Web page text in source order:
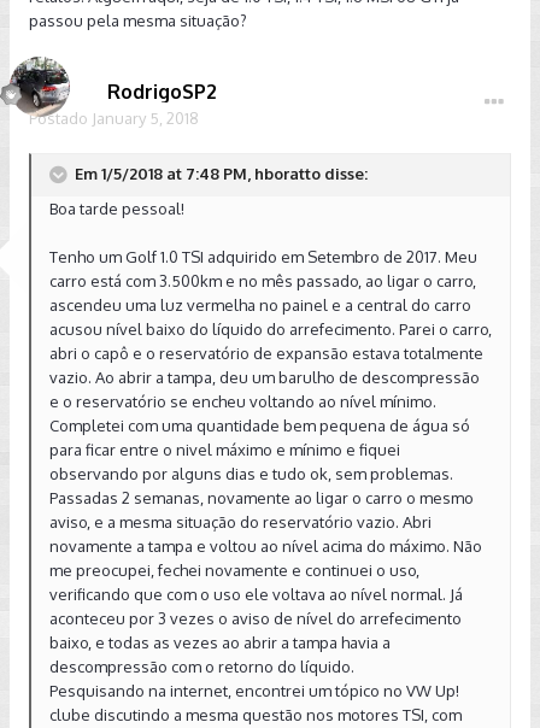
passou pela mesma situação?
RodrigoSP2
Postado January 5, 2018
Em 1/5/2018 at 7:48 PM, hboratto disse:
Boa tarde pessoal!
Tenho um Golf 1.0 TSI adquirido em Setembro de 2017. Meu
carro está com 3.500km e no mês passado, ao ligar o carro,
ascendeu uma luz vermelha no painel e a central do carro
acusou nível baixo do líquido do arrefecimento. Parei o carro,
abri o capô e o reservatório de expansão estava totalmente
vazio. Ao abrir a tampa, deu um barulho de descompressão
e o reservatório se encheu voltando ao nível mínimo.
Completei com uma quantidade bem pequena de água só
para ficar entre o nivel máximo e mínimo e fiquei
observando por alguns dias e tudo ok, sem problemas.
Passadas 2 semanas, novamente ao ligar o carro o mesmo
aviso, e a mesma situação do reservatório vazio. Abri
novamente a tampa e voltou ao nível acima do máximo. Não
me preocupei, fechei novamente e continuei o uso,
verificando que com o uso ele voltava ao nível normal. Já
aconteceu por 3 vezes o aviso de nível do arrefecimento
baixo, e todas as vezes ao abrir a tampa havia a
descompressão com o retorno do líquido.
Pesquisando na internet, encontrei um tópico no VW Up!
clube discutindo a mesma questão nos motores TSI, com